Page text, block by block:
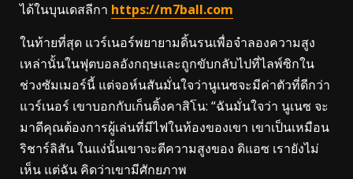
ได้ในบุนเดสลีกา https://m7ball.com
ในท้ายที่สุด แวร์เนอร์พยายามดิ้นรนเพื่อจำลองความสูง
เหล่านั้นในฟุตบอลอังกฤษและถูกขับกลับไปที่ไลพ์ซิกใน
ช่วงซัมเมอร์นี้ แต่จอห์นสันมั่นใจว่านูเนซจะมีค่าตัวที่ดีกว่า
แวร์เนอร์ เขาบอกกับเก็นติ้งคาสิโน: “ฉันมั่นใจว่า นูเนซ จะ
มาดีคุณต้องการผู้เล่นที่มีไฟในท้องของเขา เขาเป็นเหมือน
ริชาร์ลิสัน ในแง่นั้นเขาจะตีความสูงของ ดิแอซ เรายังไม่
เห็น แต่ฉัน คิดว่าเขามีศักยภาพ